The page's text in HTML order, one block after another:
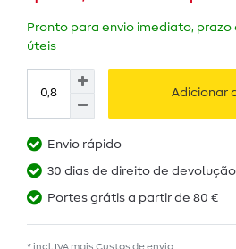
Pronto para envio imediato, prazo
úteis
Adicionar
Envio rápido
30 dias de direito de devolução
Portes grátis a partir de 80 €
* incl. IVA mais Custos de envio